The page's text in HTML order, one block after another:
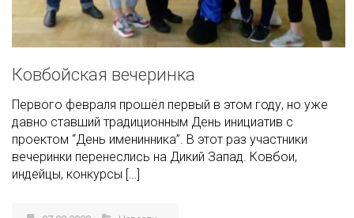
Ковбойская вечеринка
Первого февраля прошёл первый в этом году, но уже
давно ставший традиционным День инициатив с
проектом “День именинника”. В этот раз участники
вечеринки перенеслись на Дикий Запад. Ковбои,
индейцы, конкурсы […]